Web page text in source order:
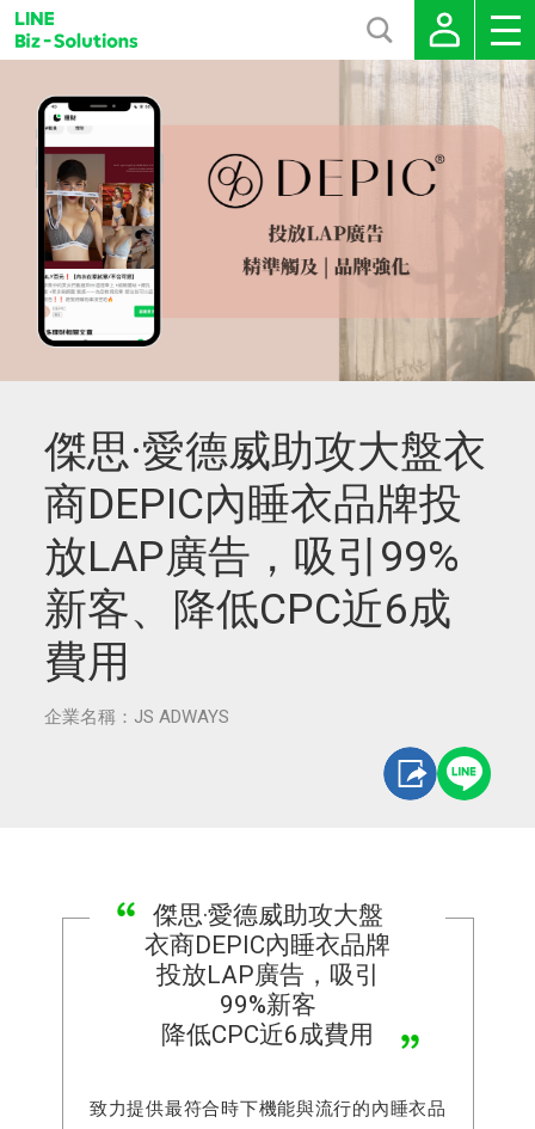
傑思·愛德威助攻大盤衣
商DEPIC內睡衣品牌投
放LAP廣告，吸引99%
新客、降低CPC近6成
費用
企業名稱：JS ADWAYS
傑思·愛德威助攻大盤
衣商DEPIC內睡衣品牌
投放LAP廣告，吸引
99%新客
降低CPC近6成費用
致力提供最符合時下機能與流行的內睡衣品